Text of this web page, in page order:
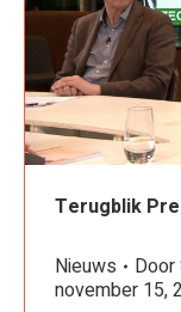
Terugblik
Nieuws Door
november 15,